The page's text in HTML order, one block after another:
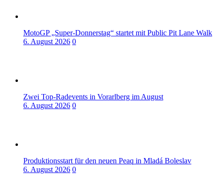
MotoGP „Super-Donnerstag“ startet mit Public Pit Lane Walk
6. August 2026 0
Zwei Top-Radevents in Vorarlberg im August
6. August 2026 0
Produktionsstart für den neuen Peaq in Mladá Boleslav
6. August 2026 0